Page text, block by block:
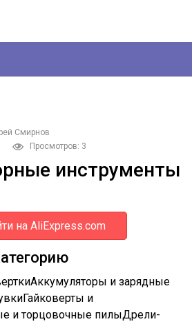
Смирнов
Просмотров: 3
инструменты
на AliExpress.com
и зарядные
и
и торцовочные пилыДрели-